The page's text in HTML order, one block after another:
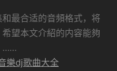
和最合适的音頻格式，将
望本文介紹的内容能夠
……
樂dj歌曲大全